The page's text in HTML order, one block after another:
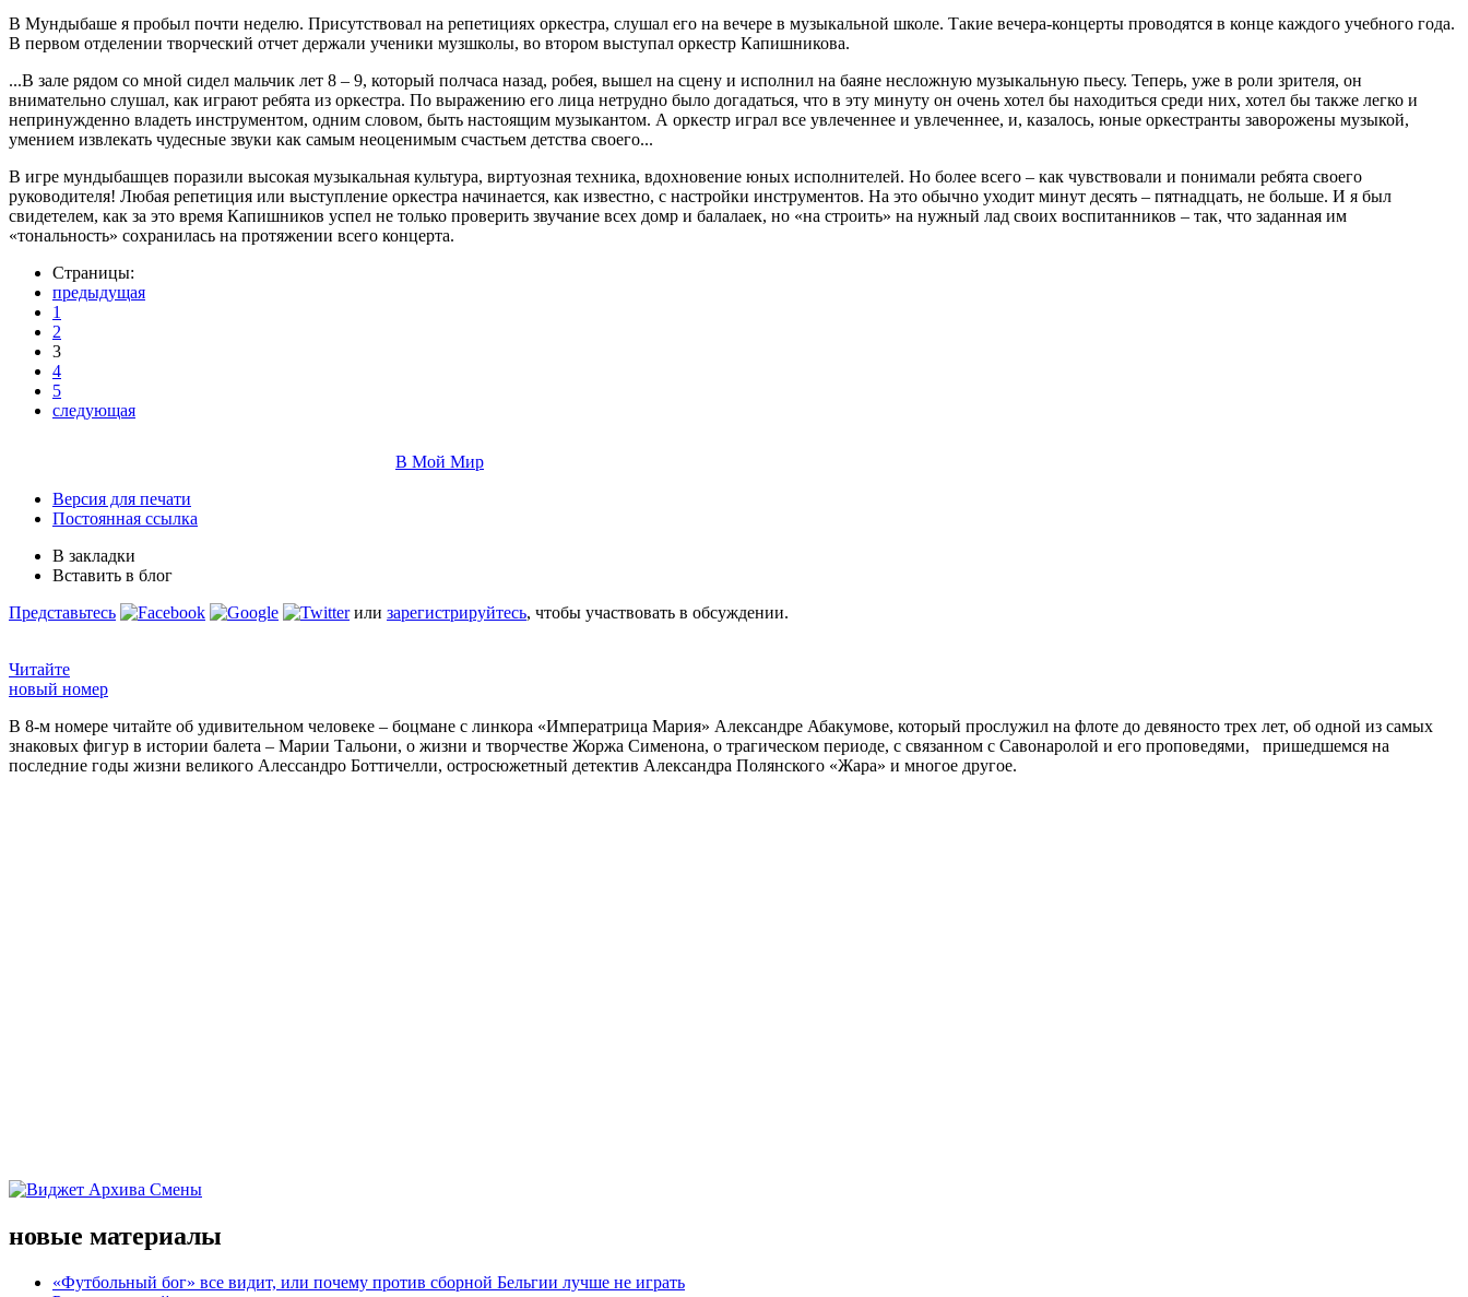
В Мундыбаше я пробыл почти неделю. Присутствовал на репетициях оркестра, слушал его на вечере в музыкальной школе. Такие вечера-концерты проводятся в конце каждого учебного года.
В первом отделении творческий отчет держали ученики музшколы, во втором выступал оркестр Капишникова.
...В зале рядом со мной сидел мальчик лет 8 – 9, который полчаса назад, робея, вышел на сцену и исполнил на баяне несложную музыкальную пьесу. Теперь, уже в роли зрителя, он
внимательно слушал, как играют ребята из оркестра. По выражению его лица нетрудно было догадаться, что в эту минуту он очень хотел бы находиться среди них, хотел бы также легко и
непринужденно владеть инструментом, одним словом, быть настоящим музыкантом. А оркестр играл все увлеченнее и увлеченнее, и, казалось, юные оркестранты заворожены музыкой,
умением извлекать чудесные звуки как самым неоценимым счастьем детства своего...
В игре мундыбашцев поразили высокая музыкальная культура, виртуозная техника, вдохновение юных исполнителей. Но более всего – как чувствовали и понимали ребята своего
руководителя! Любая репетиция или выступление оркестра начинается, как известно, с настройки инструментов. На это обычно уходит минут десять – пятнадцать, не больше. И я был
свидетелем, как за это время Капишников успел не только проверить звучание всех домр и балалаек, но «на строить» на нужный лад своих воспитанников – так, что заданная им
«тональность» сохранилась на протяжении всего концерта.
Страницы:
предыдущая
1
2
3
4
5
следующая
В Мой Мир
Версия для печати
Постоянная ссылка
В закладки
Вставить в блог
Представьтесь
или зарегистрируйтесь, чтобы участвовать в обсуждении.
Читайте
новый номер
В 8-м номере читайте об удивительном человеке – боцмане с линкора «Императрица Мария» Александре Абакумове, который прослужил на флоте до девяносто трех лет, об одной из самых
знаковых фигур в истории балета – Марии Тальони, о жизни и творчестве Жоржа Сименона, о трагическом периоде, с связанном с Савонаролой и его проповедями, пришедшемся на
последние годы жизни великого Алессандро Боттичелли, остросюжетный детектив Александра Полянского «Жара» и многое другое.
новые материалы
«Футбольный бог» все видит, или почему против сборной Бельгии лучше не играть